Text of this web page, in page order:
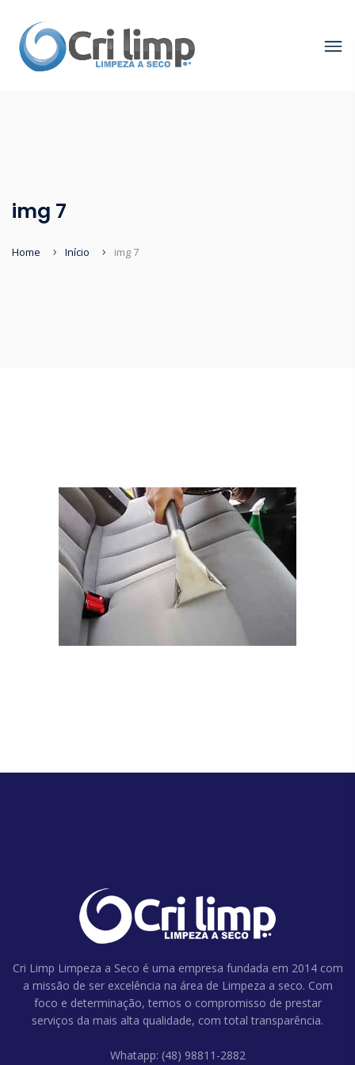
img 7
Home Início img 7
Cri Limp Limpeza a Seco é uma empresa fundada em 2014 com
a missão de ser excelência na área de Limpeza a seco. Com
foco e determinação, temos o compromisso de prestar
serviços da mais alta qualidade, com total transparência.
Whatapp: (48) 98811-2882